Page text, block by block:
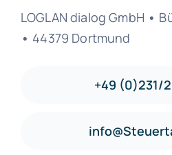
LOGLAN dialog GmbH •
• 44379 Dortmund
+49 (0)231/